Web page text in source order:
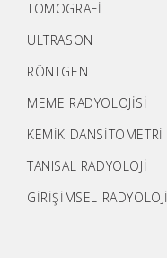
TOMOGRAFİ
ULTRASON
RÖNTGEN
MEME RADYOLOJİSİ
KEMİK DANSİTOMETRİ
TANISAL RADYOLOJİ
GİRİŞİMSEL RADYOLOJİ